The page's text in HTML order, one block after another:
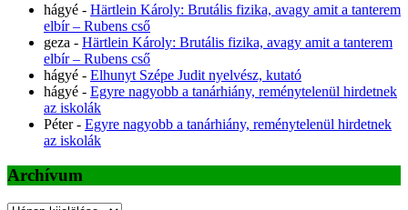
hágyé - Härtlein Károly: Brutális fizika, avagy amit a tanterem
elbír – Rubens cső
geza - Härtlein Károly: Brutális fizika, avagy amit a tanterem
elbír – Rubens cső
hágyé - Elhunyt Szépe Judit nyelvész, kutató
hágyé - Egyre nagyobb a tanárhiány, reménytelenül hirdetnek
az iskolák
Péter- Egyre nagyobb a tanárhiány, reménytelenül hirdetnek
az iskolák
Archívum